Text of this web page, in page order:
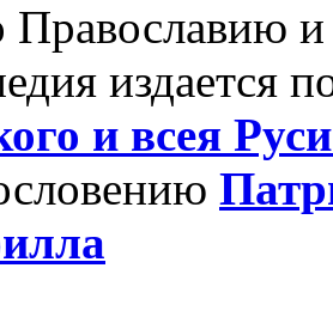
Православию
издается
и всея